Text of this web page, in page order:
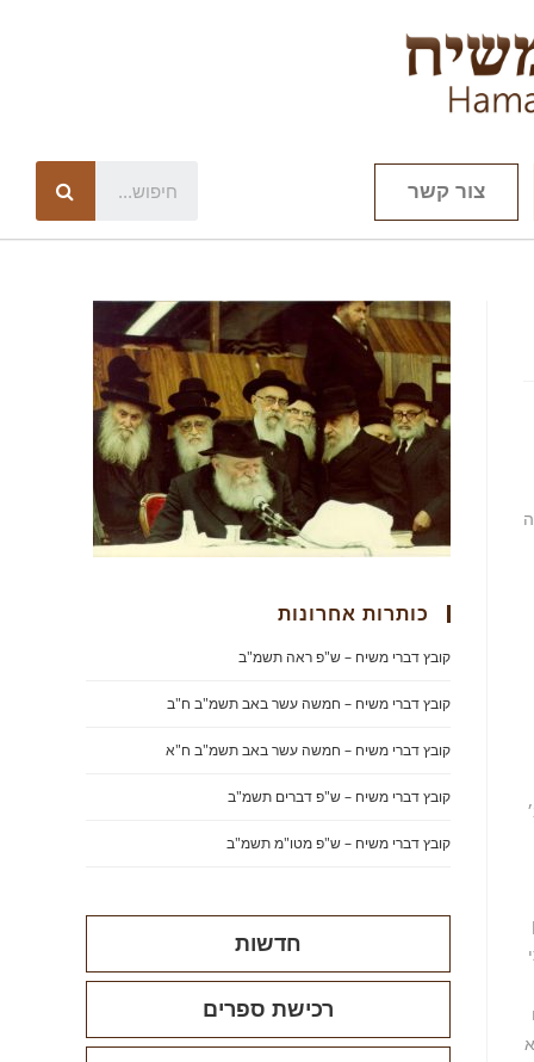
צור קשר
כותרות אחרונות
קובץ דברי משיח – ש"פ ראה תשמ"ב
קובץ דברי משיח – חמשה עשר באב תשמ"ב ח"ב
קובץ דברי משיח – חמשה עשר באב תשמ"ב ח"א
קובץ דברי משיח – ש"פ דברים תשמ"ב
קובץ דברי משיח – ש"פ מטו"מ תשמ"ב
חדשות
רכישת ספרים